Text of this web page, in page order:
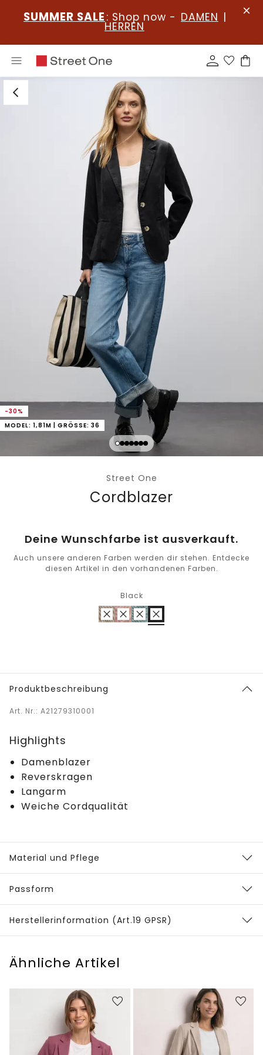
SUMMER SALE : Shop now - DAMEN |
HERREN
-30%
MODEL: 1,81M | GRÖSSE: 36
Street One
Cordblazer
Deine Wunschfarbe ist ausverkauft.
Auch unsere anderen Farben werden dir stehen. Entdecke
diesen Artikel in den vorhandenen Farben.
Black
Produktbeschreibung
Art. Nr.: A21279310001
Highlights
Damenblazer
Reverskragen
Langarm
Weiche Cordqualität
Material und Pflege
Passform
Herstellerinformation (Art.19 GPSR)
Ähnliche Artikel